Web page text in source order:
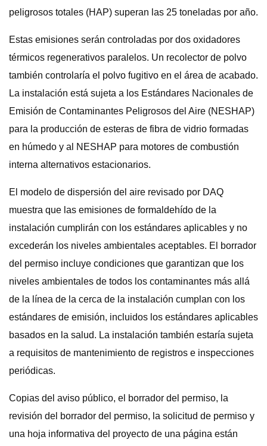
peligrosos totales (HAP) superan las 25 toneladas por año.
Estas emisiones serán controladas por dos oxidadores
térmicos regenerativos paralelos. Un recolector de polvo
también controlaría el polvo fugitivo en el área de acabado.
La instalación está sujeta a los Estándares Nacionales de
Emisión de Contaminantes Peligrosos del Aire (NESHAP)
para la producción de esteras de fibra de vidrio formadas
en húmedo y al NESHAP para motores de combustión
interna alternativos estacionarios.
El modelo de dispersión del aire revisado por DAQ
muestra que las emisiones de formaldehído de la
instalación cumplirán con los estándares aplicables y no
excederán los niveles ambientales aceptables. El borrador
del permiso incluye condiciones que garantizan que los
niveles ambientales de todos los contaminantes más allá
de la línea de la cerca de la instalación cumplan con los
estándares de emisión, incluidos los estándares aplicables
basados ​​en la salud. La instalación también estaría sujeta
a requisitos de mantenimiento de registros e inspecciones
periódicas.
Copias del aviso público, el borrador del permiso, la
revisión del borrador del permiso, la solicitud de permiso y
una hoja informativa del proyecto de una página están